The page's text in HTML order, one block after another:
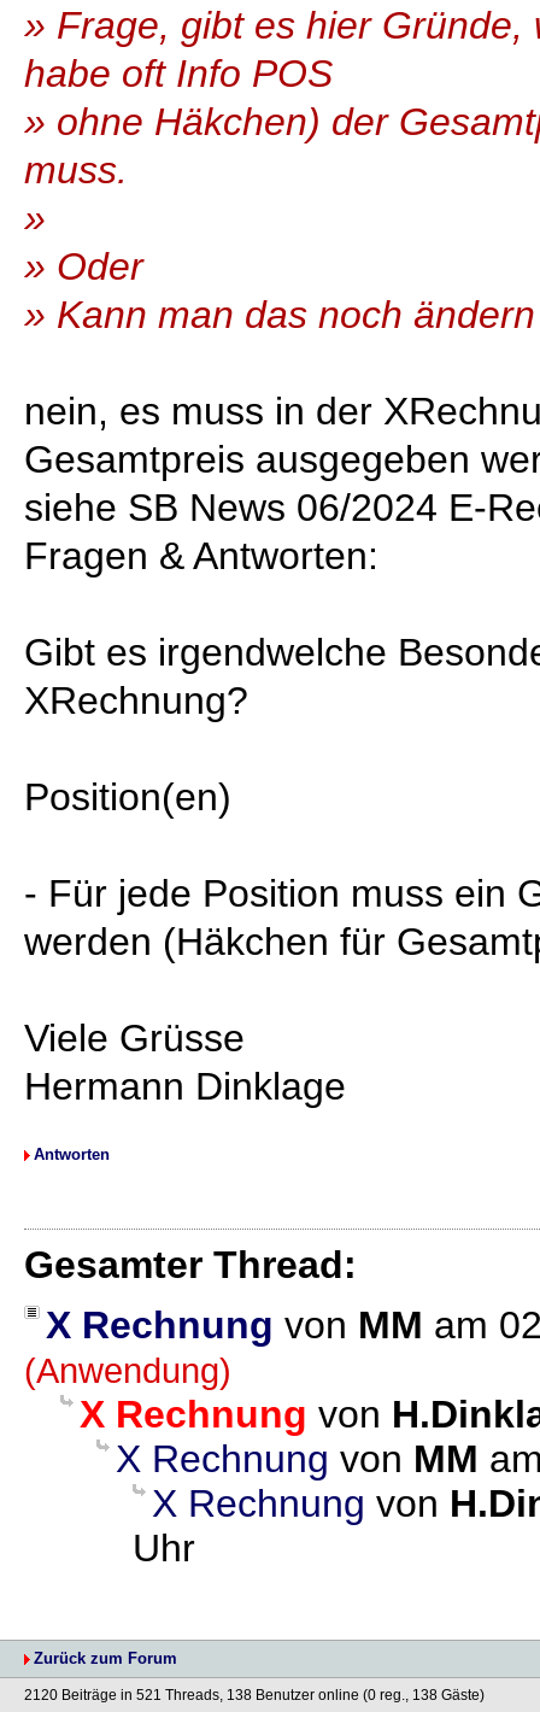
» Frage, gibt es hier
habe oft Info POS
» ohne Häkchen) der
muss.
»
» Oder
» Kann man das noch
nein, es muss in der
Gesamtpreis ausgegeben
siehe SB News 06/2024 E-
Fragen & Antworten:
Gibt es irgendwelche
XRechnung?
Position(en)
- Für jede Position muss ein
werden (Häkchen für
Viele Grüsse
Hermann Dinklage
Antworten
Gesamter Thread:
X Rechnung von MM am
(Anwendung)
X Rechnung von
X Rechnung von MM
X Rechnung von
Uhr
Zurück zum Forum
2120 Beiträge in 521 Threads, 138 Benutzer online (0 reg., 138 Gäste)